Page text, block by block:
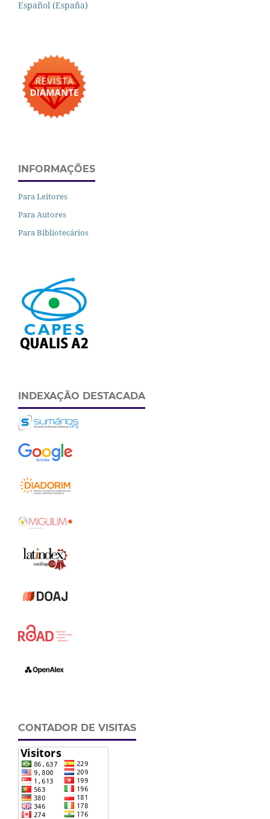
Español (España)
INFORMAÇÕES
Para Leitores
Para Autores
Para Bibliotecários
INDEXAÇÃO DESTACADA
CONTADOR DE VISITAS